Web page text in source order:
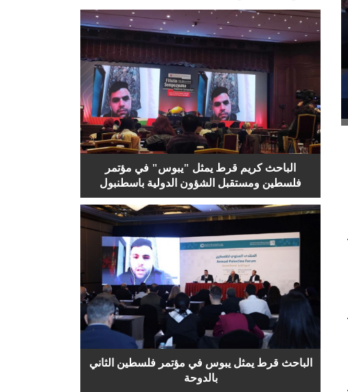
الباحث كريم قرط يمثل "يبوس" في مؤتمر
فلسطين ومستقبل الشؤون الدولية باسطنبول
الباحث قرط يمثل يبوس في مؤتمر فلسطين الثاني
بالدوحة